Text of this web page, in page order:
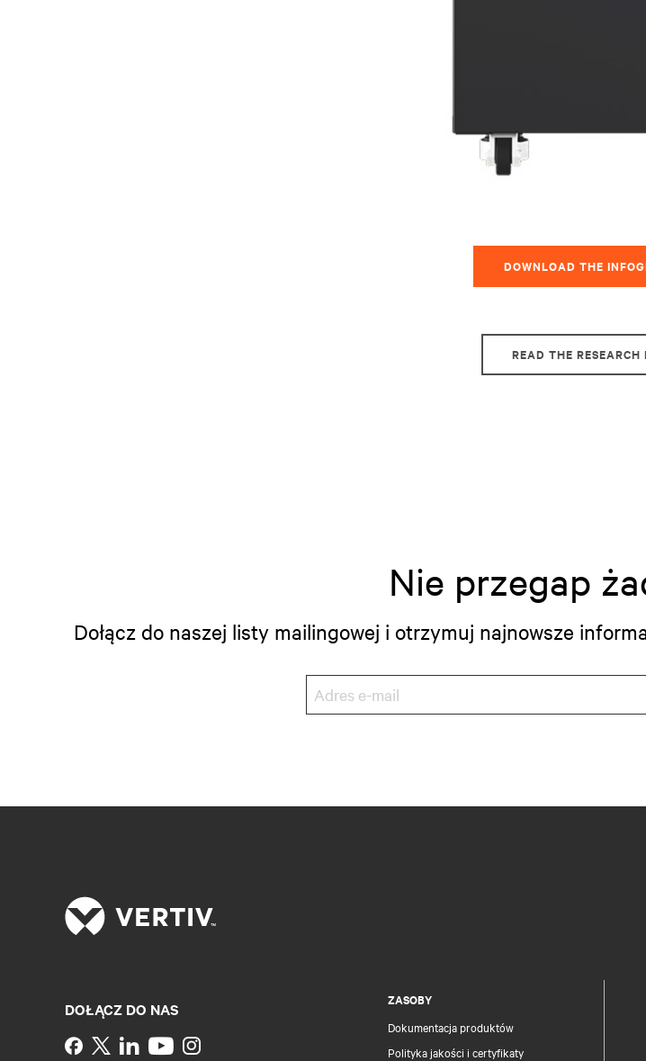
DOWNLOAD THE
READ THE RESEARCH
Nie przegap
Dołącz do naszej listy mailingowej i otrzymuj najnowsze
ZASOBY
Dokumentacja produktów
Polityka jakości i certyfikaty
DOŁĄCZ DO NAS
Instagram